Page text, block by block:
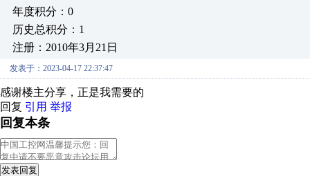
年度积分：0
历史总积分：1
注册：2010年3月21日
发表于：2023-04-17 22:37:47
感谢楼主分享，正是我需要的
回复 引用 举报
回复本条
发表回复